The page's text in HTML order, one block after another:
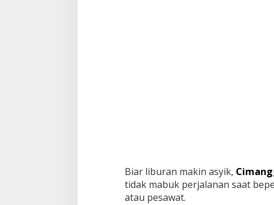
Biar liburan makin asyik,
tidak mabuk perjalanan saat
atau pesawat.